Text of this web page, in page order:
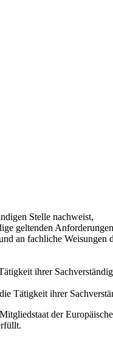
Stelle nachweist,
geltenden
an fachliche Weisungen
ihrer
Tätigkeit ihrer
der